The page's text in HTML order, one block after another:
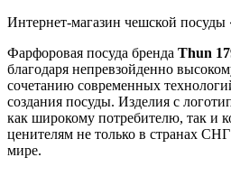
Интернет-магазин чешской посуды
Фарфоровая посуда бренда Thun
благодаря непревзойденно
сочетанию современных
создания посуды. Изделия с
как широкому потребителю, так и
ценителям не только в странах
мире.